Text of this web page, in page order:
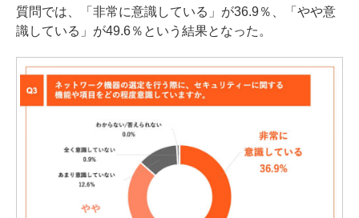
質問では、「非常に意識している」が36.9％、「やや意
識している」が49.6％という結果となった。